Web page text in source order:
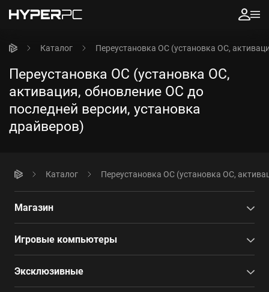
Каталог Переустановка ОС (установка ОС,
Переустановка ОС (установка ОС,
активация, обновление ОС до
последней версии, установка
драйверов)
Каталог Переустановка ОС (установка ОС,
Магазин
Игровые компьютеры
Эксклюзивные